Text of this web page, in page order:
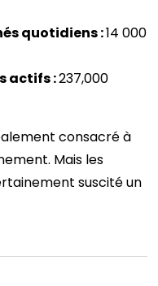
quotidiens :14 000
actifs :237,000
consacré à
Mais les
suscité un